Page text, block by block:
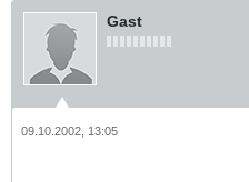
Gast
09.10.2002, 13:05